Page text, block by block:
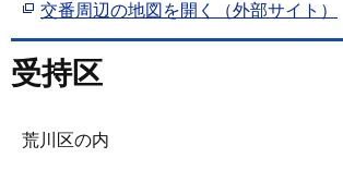
交番周辺の地図を開く（外部サイト）
受持区
荒川区の内